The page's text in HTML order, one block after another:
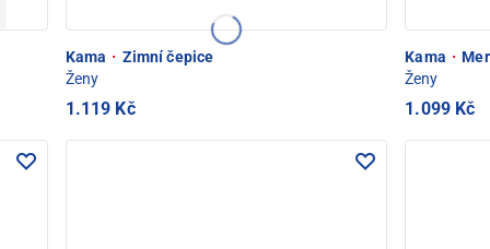
Kama · Zimní čepice
Ženy
1.119 Kč
Kama ·
Ženy
1.099 Kč